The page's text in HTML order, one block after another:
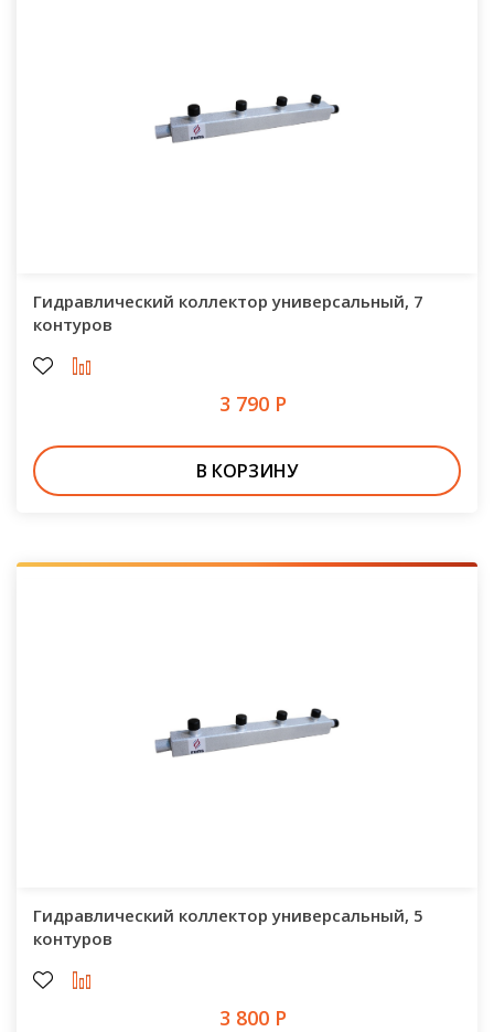
Гидравлический коллектор универсальный, 7
контуров
3 790 Р
В КОРЗИНУ
Гидравлический коллектор универсальный, 5
контуров
3 800 Р